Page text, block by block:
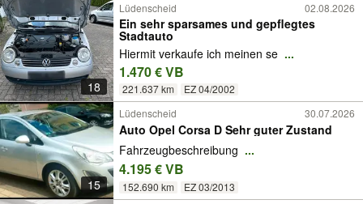
18
Lüdenscheid 02.08.2026
Ein sehr sparsames und gepflegtes
Stadtauto
Hiermit verkaufe ich meinen se ...
1.470 € VB
221.637 km EZ 04/2002
15
Lüdenscheid 30.07.2026
Auto Opel Corsa D Sehr guter Zustand
Fahrzeugbeschreibung ...
4.195 € VB
152.690 km EZ 03/2013